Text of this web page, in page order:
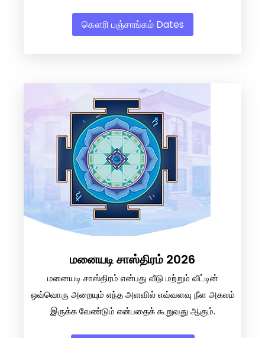
கௌரி பஞ்சாங்கம் Dates
மனையடி சாஸ்திரம் 2026
மனையடி சாஸ்திரம் என்பது வீடு மற்றும் வீட்டின்
ஒவ்வொரு அறையும் எந்த அளவில் எவ்வளவு நீள அகலம்
இருக்க வேண்டும் என்பதைக் கூறுவது ஆகும்.